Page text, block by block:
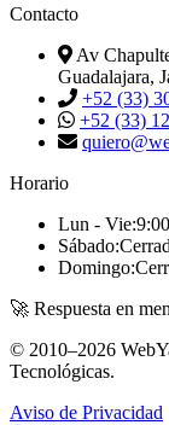
Contacto
Av
Guadalajara,
+52 (33)
+52 (33)
Horario
Lun - Vie:
Sábado:
Domingo:
🚀 Respuesta en
© 2010–2026
Tecnológicas.
Aviso de Privacidad